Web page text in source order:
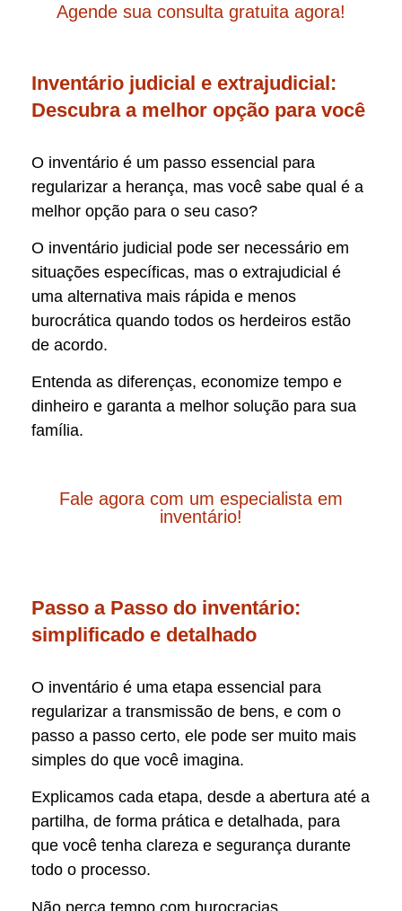
Agende sua consulta gratuita agora!
Inventário judicial e extrajudicial:
Descubra a melhor opção para você
O inventário é um passo essencial para
regularizar a herança, mas você sabe qual é a
melhor opção para o seu caso?
O inventário judicial pode ser necessário em
situações específicas, mas o extrajudicial é
uma alternativa mais rápida e menos
burocrática quando todos os herdeiros estão
de acordo.
Entenda as diferenças, economize tempo e
dinheiro e garanta a melhor solução para sua
família.
Fale agora com um especialista em
inventário!
Passo a Passo do inventário:
simplificado e detalhado
O inventário é uma etapa essencial para
regularizar a transmissão de bens, e com o
passo a passo certo, ele pode ser muito mais
simples do que você imagina.
Explicamos cada etapa, desde a abertura até a
partilha, de forma prática e detalhada, para
que você tenha clareza e segurança durante
todo o processo.
Não perca tempo com burocracias